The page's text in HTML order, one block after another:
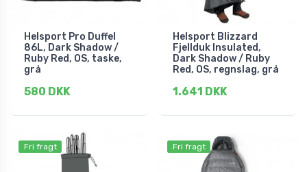
Helsport Pro Duffel
86L, Dark Shadow /
Ruby Red, OS, taske,
grå
580 DKK
Helsport Blizzard
Fjellduk Insulated,
Dark Shadow / Ruby
Red, OS, regnslag, grå
1.641 DKK
Fri fragt Fri fragt